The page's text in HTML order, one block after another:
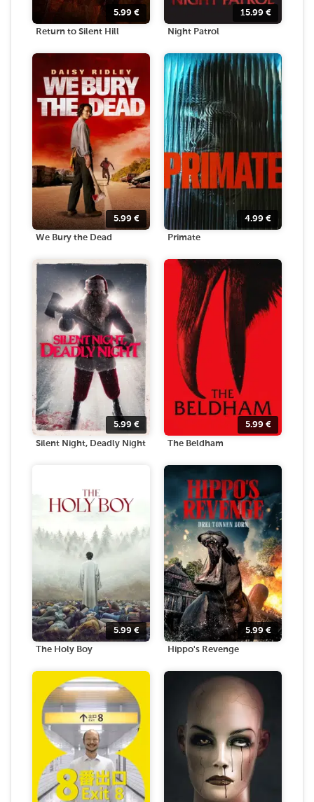
5.99 €
Return to Silent Hill
15.99 €
Night Patrol
5.99 €
We Bury the Dead
4.99 €
Primate
5.99 €
Silent Night, Deadly Night
5.99 €
The Beldham
5.99 €
The Holy Boy
5.99€
Hippo's Revenge